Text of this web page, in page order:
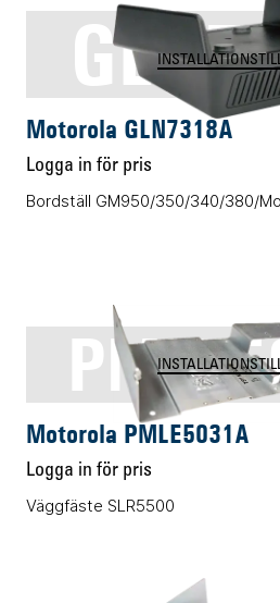
Motorola GLN7318A
Logga in för pris
Bordställ GM950/350/340/380/
Motorola PMLE5031A
Logga in för pris
Väggfäste SLR5500